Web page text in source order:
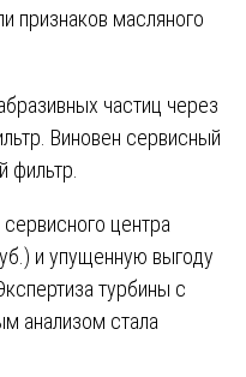
признаков масляного
частиц через
Виновен сервисный
фильтр.
центра
и упущенную выгоду
турбины с
анализом стала